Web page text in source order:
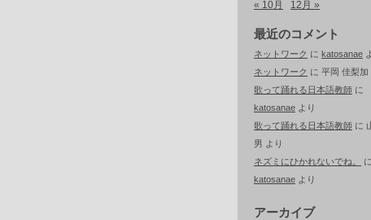
« 10月 12月 »
最近のコメント
ネットワーク に katosanae
ネットワーク に 平岡 佳梨加
歌って踊れる日本語教師 に
katosanae より
歌って踊れる日本語教師 に
男 より
ネズミにひかれないでね。
に
katosanae より
アーカイブ